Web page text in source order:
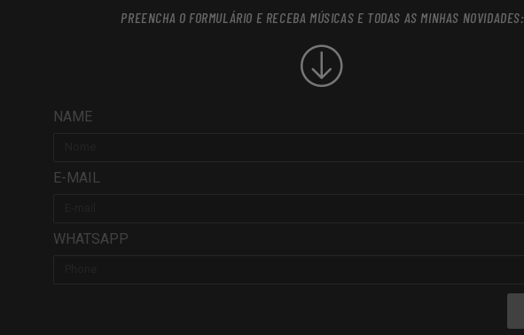
PREENCHA O FORMULÁRIO E RECEBA MÚSICAS E TODAS AS MINHAS NOVIDADES:
NAME
E-MAIL
WHATSAPP